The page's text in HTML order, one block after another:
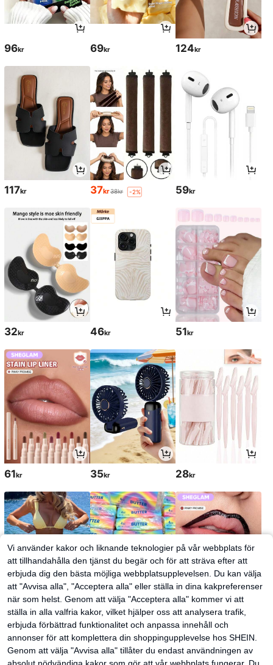
96kr 69kr 124kr
117kr 37kr38kr -2% 59kr
32kr 46kr 51kr
61kr 35kr 28kr
129kr 52 kr 54kr60kr -10%
Vi använder kakor och liknande teknologier på vår webbplats för
att tillhandahålla den tjänst du begär och för att sträva efter att
erbjuda dig den bästa möjliga webbplatsupplevelsen. Du kan välja
att "Avvisa alla", "Acceptera alla" eller ställa in dina kakpreferenser
när som helst. Genom att välja "Acceptera alla" kommer vi att
ställa in alla valfria kakor, vilket hjälper oss att analysera trafik,
erbjuda förbättrad funktionalitet och anpassa innehåll och
annonser för att komplettera din shoppingupplevelse hos SHEIN.
Genom att välja "Avvisa alla" tillåter du endast användningen av